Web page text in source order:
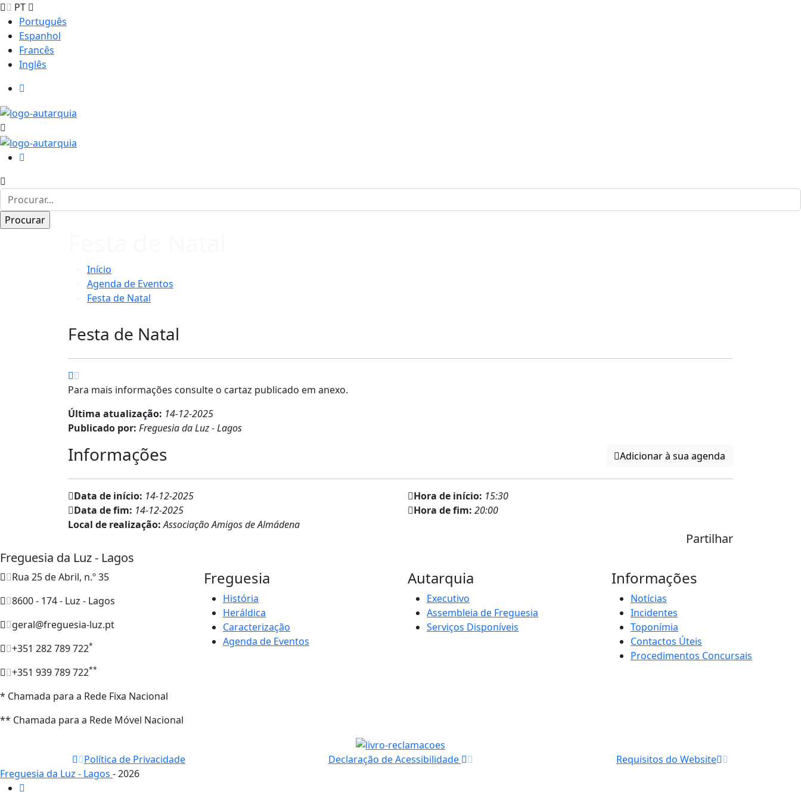
PT
Português
Espanhol
Francês
Inglês
Início
Agenda de Eventos
Festa de Natal
Festa de Natal
Para mais informações consulte o cartaz publicado em anexo.
Última atualização: 14-12-2025
Publicado por: Freguesia da Luz - Lagos
Informações Adicionar à sua agenda
Data de início: 14-12-2025 Hora de início: 15:30
Data de fim: 14-12-2025 Hora de fim: 20:00
Local de realização:Associação Amigos de Almádena
Partilhar
Freguesia da Luz - Lagos
Rua 25 de Abril, n.º 35
8600 - 174 - Luz - Lagos
geral@freguesia-luz.pt
+351 282 789 722*
+351 939 789 722**
* Chamada para a Rede Fixa Nacional
** Chamada para a Rede Móvel Nacional
Freguesia
História
Heráldica
Caracterização
Agenda de Eventos
Autarquia
Executivo
Assembleia de Freguesia
Serviços Disponíveis
Informações
Notícias
Incidentes
Toponímia
Contactos Úteis
Procedimentos Concursais
Política de Privacidade Declaração de Acessibilidade
Requisitos do Website
Freguesia da Luz - Lagos - 2026